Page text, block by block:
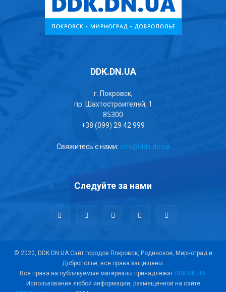
DDK.DN.UA
г. Покровск,
пр. Шахтостроителей, 1
85300
+38 (099) 29 42 999
Свяжитесь с нами: info@ddk.dn.ua
Следуйте за нами
© 2020, DDK.DN.UA Сайт городов Покровск, Родинское, Мирноград и
Доброполье, все права защищены.
Все права на публикуемые материалы принадлежат DDK.DN.UA.
Использования любой информации, размещённой на сайте